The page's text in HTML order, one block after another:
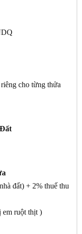
cho từng thửa
đất) + 2% thuế thu
em ruột thịt )